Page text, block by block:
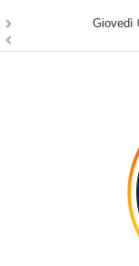
Tag Heuer lancia una
Giovedì